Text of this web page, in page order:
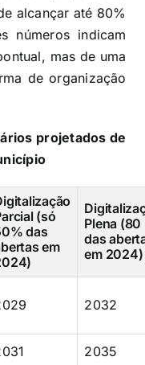
alcançar até 80%
números indicam
mas de uma
de organização
projetados de
(só
das
em
Plena (80
das
em 2024)
2032
2035